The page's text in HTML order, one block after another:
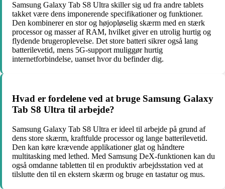
Samsung Galaxy Tab S8 Ultra skiller sig ud fra andre tablets
takket være dens imponerende specifikationer og funktioner.
Den kombinerer en stor og højopløselig skærm med en stærk
processor og masser af RAM, hvilket giver en utrolig hurtig og
flydende brugeroplevelse. Det store batteri sikrer også lang
batterilevetid, mens 5G-support muliggør hurtig
internetforbindelse, uanset hvor du befinder dig.
Hvad er fordelene ved at bruge Samsung Galaxy
Tab S8 Ultra til arbejde?
Samsung Galaxy Tab S8 Ultra er ideel til arbejde på grund af
dens store skærm, kraftfulde processor og lange batterilevetid.
Den kan køre krævende applikationer glat og håndtere
multitasking med lethed. Med Samsung DeX-funktionen kan du
også omdanne tabletten til en produktiv arbejdsstation ved at
tilslutte den til en ekstern skærm og bruge en tastatur og mus.